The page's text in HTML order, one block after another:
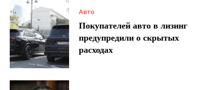
Авто
Покупателей авто в лизинг
предупредили о скрытых
расходах